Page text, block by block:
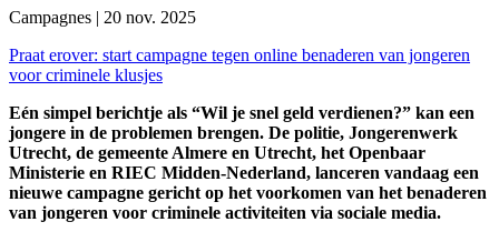
Campagnes | 20 nov. 2025
Praat erover: start campagne tegen online benaderen van jongeren
voor criminele klusjes
Eén simpel berichtje als “Wil je snel geld verdienen?” kan een
jongere in de problemen brengen. De politie, Jongerenwerk
Utrecht, de gemeente Almere en Utrecht, het Openbaar
Ministerie en RIEC Midden-Nederland, lanceren vandaag een
nieuwe campagne gericht op het voorkomen van het benaderen
van jongeren voor criminele activiteiten via sociale media.